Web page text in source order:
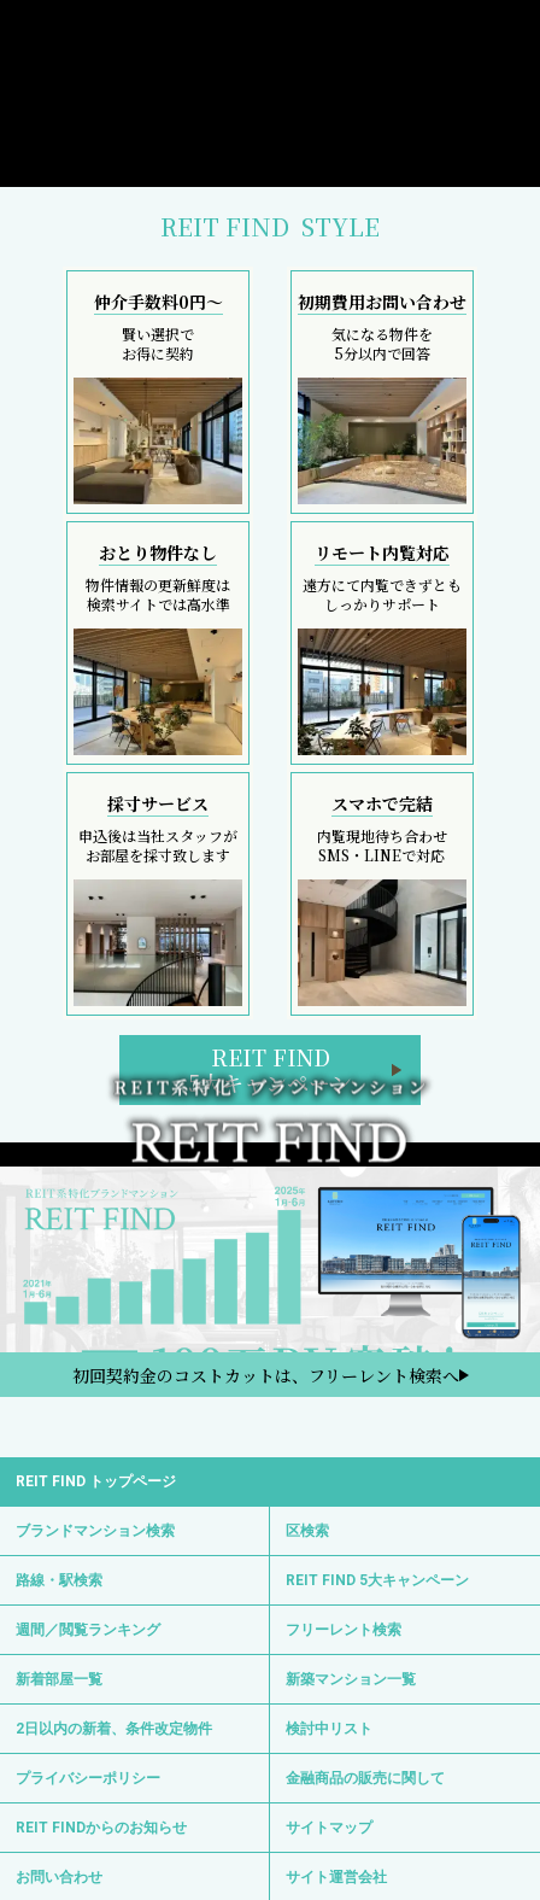
REIT FIND STYLE
仲介手数料0円～
賢い選択で
お得に契約
初期費用お問い合わせ
気になる物件を
5分以内で回答
おとり物件なし
物件情報の更新鮮度は
検索サイトでは高水準
リモート内覧対応
遠方にて内覧できずとも
しっかりサポート
採寸サービス
申込後は当社スタッフが
お部屋を採寸致します
スマホで完結
内覧現地待ち合わせ
SMS・LINEで対応
REIT FIND
5大キャンペーン
初回契約金のコストカットは、フリーレント検索へ
REIT FIND トップページ
ブランドマンション検索 区検索
路線・駅検索 REIT FIND 5大キャンペーン
週間／閲覧ランキング フリーレント検索
新着部屋一覧 新築マンション一覧
2日以内の新着、条件改定物件 検討中リスト
プライバシーポリシー 金融商品の販売に関して
REIT FINDからのお知らせ サイトマップ
お問い合わせ サイト運営会社